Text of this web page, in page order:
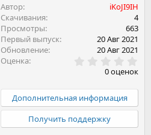
Автор
iKoJI9IH
Скачивания
4
Просмотры
663
Первый выпуск
20 Авг 2021
Обновление
20 Авг 2021
Оценка
.
0
0
в
ё
з
0 оценок
Дополнительная информация
Получить поддержку